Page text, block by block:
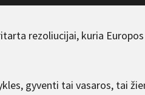
rezoliucijai, kuria
gyventi tai vasaros, tai